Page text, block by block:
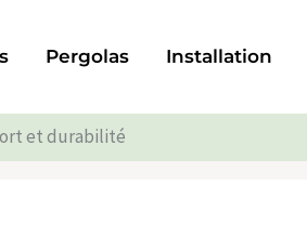
Pergolas Installation
et durabilité